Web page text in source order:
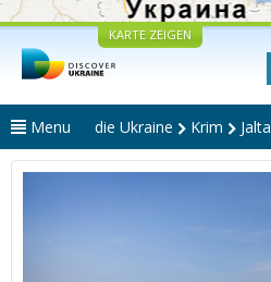
KARTE ZEIGEN
Menu die Ukraine Krim Jalta